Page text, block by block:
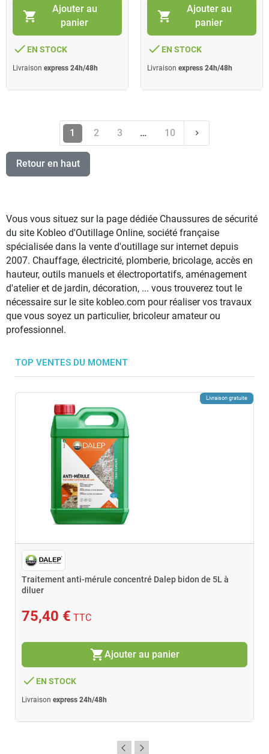
shopping_cart
Ajouter au
panier
done EN STOCK
Livraison express 24h/48h
shopping_cart
Ajouter au
panier
done EN STOCK
Livraison express 24h/48h
1 2 3 … 10 keyboard_arrow_right
Retour en haut
Vous vous situez sur la page dédiée Chaussures de sécurité
du site Kobleo d'Outillage Online, société française
spécialisée dans la vente d'outillage sur internet depuis
2007. Chauffage, électricité, plomberie, bricolage, accès en
hauteur, outils manuels et électroportatifs, aménagement
d'atelier et de jardin, décoration, ... vous trouverez tout le
nécessaire sur le site kobleo.com pour réaliser vos travaux
que vous soyez un particulier, bricoleur amateur ou
professionnel.
TOP VENTES DU MOMENT
Livraison gratuite
Traitement anti-mérule concentré Dalep bidon de 5L à
diluer
75,40 € TTC
shopping_cartAjouter au panier
done EN STOCK
Livraison express 24h/48h